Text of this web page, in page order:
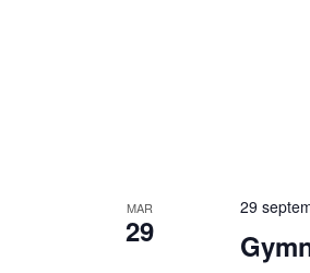
MAR
29
29